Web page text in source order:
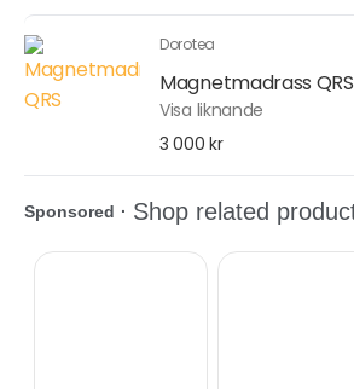
Dorotea
Magnetmadrass QRS
Visa liknande
3 000 kr